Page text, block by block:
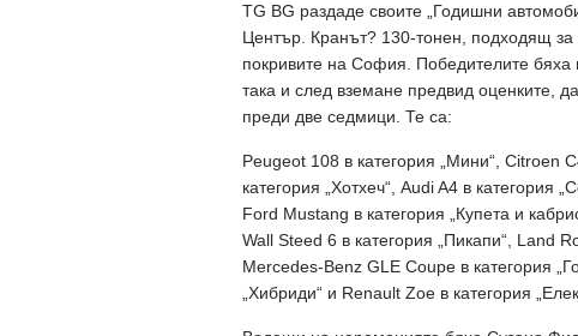
TG BG раздаде своите „Годишни
Център. Кранът? 130-тонен, подходящ за
покривите на София. Победителите бяха
така и след вземане предвид оценките,
преди две седмици. Те са:
Peugeot 108 в категория „Мини“, Citroen
категория „Хотхеч“, Audi A4 в категория
Ford Mustang в категория „Купета и
Wall Steed 6 в категория „Пикапи“, Land
Mercedes-Benz GLE Coupe в категория
„Хибриди“ и Renault Zoe в категория